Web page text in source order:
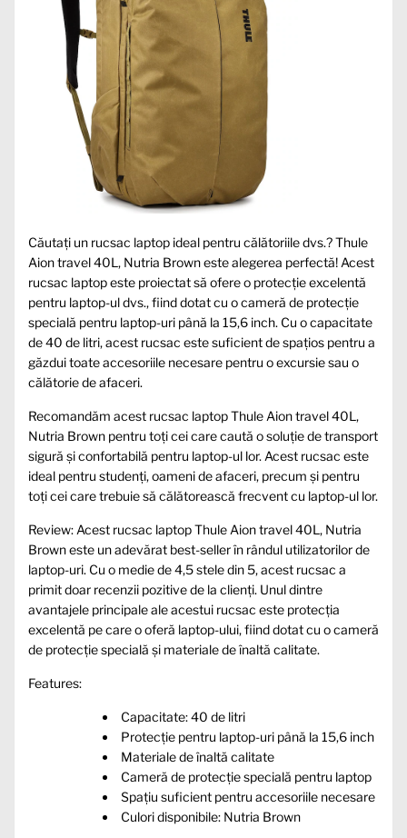
Căutați un rucsac laptop ideal pentru călătoriile dvs.? Thule
Aion travel 40L, Nutria Brown este alegerea perfectă! Acest
rucsac laptop este proiectat să ofere o protecție excelentă
pentru laptop-ul dvs., fiind dotat cu o cameră de protecție
specială pentru laptop-uri până la 15,6 inch. Cu o capacitate
de 40 de litri, acest rucsac este suficient de spațios pentru a
găzdui toate accesoriile necesare pentru o excursie sau o
călătorie de afaceri.
Recomandăm acest rucsac laptop Thule Aion travel 40L,
Nutria Brown pentru toți cei care caută o soluție de transport
sigură și confortabilă pentru laptop-ul lor. Acest rucsac este
ideal pentru studenți, oameni de afaceri, precum și pentru
toți cei care trebuie să călătorească frecvent cu laptop-ul lor.
Review: Acest rucsac laptop Thule Aion travel 40L, Nutria
Brown este un adevărat best-seller în rândul utilizatorilor de
laptop-uri. Cu o medie de 4,5 stele din 5, acest rucsac a
primit doar recenzii pozitive de la clienți. Unul dintre
avantajele principale ale acestui rucsac este protecția
excelentă pe care o oferă laptop-ului, fiind dotat cu o cameră
de protecție specială și materiale de înaltă calitate.
Features:
Capacitate: 40 de litri
Protecție pentru laptop-uri până la 15,6 inch
Materiale de înaltă calitate
Cameră de protecție specială pentru laptop
Spațiu suficient pentru accesoriile necesare
Culori disponibile: Nutria Brown